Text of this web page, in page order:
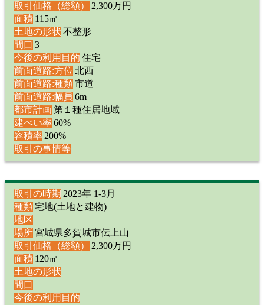
取引価格（総額）
2,300万円
面積 115㎡
土地の形状 不整形
間口 3
今後の利用目的 住宅
前面道路:方位 北西
前面道路:種類 市道
前面道路:幅員 6m
都市計画 第１種住居地域
建ぺい率60%
容積率200%
取引の事情等
取引の時期 2023年 1-3月
種類 宅地(土地と建物)
地区
場所宮城県多賀城市伝上山
取引価格（総額）
2,300万円
面積 120㎡
土地の形状
間口
今後の利用目的